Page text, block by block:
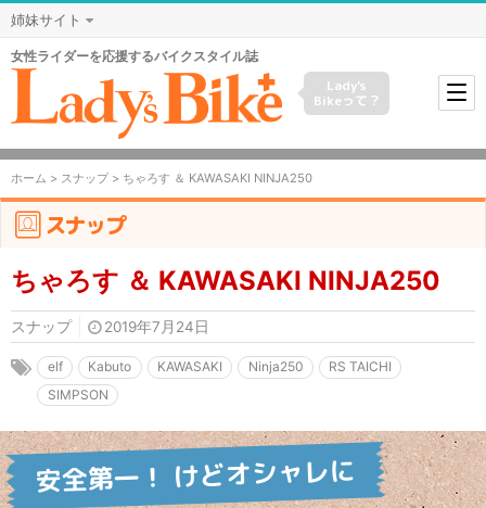
姉妹サイト
女性ライダーを応援するバイクスタイル誌
Lady's
Bikeって？
ホーム > スナップ > ちゃろす ＆ KAWASAKI NINJA250
スナップ
ちゃろす ＆ KAWASAKI NINJA250
スナップ 2019年7月24日
elf Kabuto KAWASAKI Ninja250
RS TAICHI
SIMPSON
安全第一！ けどオシャレに